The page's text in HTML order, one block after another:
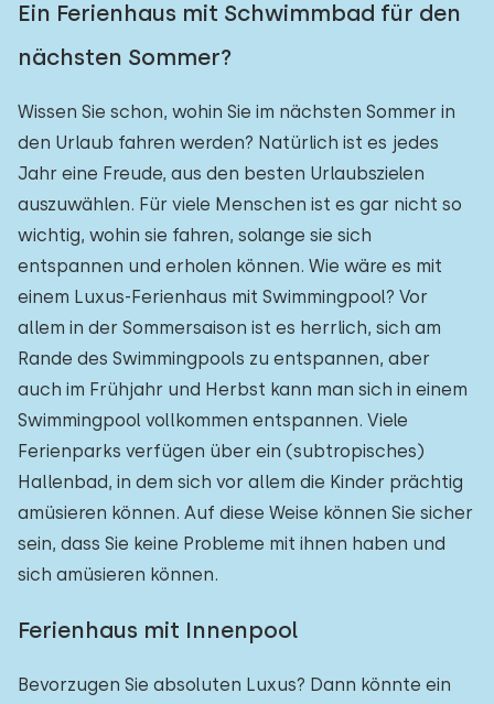
Ein Ferienhaus mit Schwimmbad für den
nächsten Sommer?
Wissen Sie schon, wohin Sie im nächsten Sommer in
den Urlaub fahren werden? Natürlich ist es jedes
Jahr eine Freude, aus den besten Urlaubszielen
auszuwählen. Für viele Menschen ist es gar nicht so
wichtig, wohin sie fahren, solange sie sich
entspannen und erholen können. Wie wäre es mit
einem Luxus-Ferienhaus mit Swimmingpool? Vor
allem in der Sommersaison ist es herrlich, sich am
Rande des Swimmingpools zu entspannen, aber
auch im Frühjahr und Herbst kann man sich in einem
Swimmingpool vollkommen entspannen. Viele
Ferienparks verfügen über ein (subtropisches)
Hallenbad, in dem sich vor allem die Kinder prächtig
amüsieren können. Auf diese Weise können Sie sicher
sein, dass Sie keine Probleme mit ihnen haben und
sich amüsieren können.
Ferienhaus mit Innenpool
Bevorzugen Sie absoluten Luxus? Dann könnte ein